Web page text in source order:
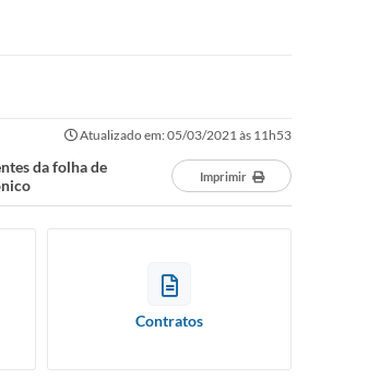
Atualizado em: 05/03/2021 às 11h53
da folha de
Imprimir
Contratos